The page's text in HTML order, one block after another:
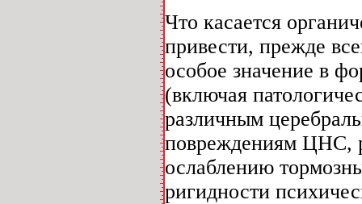
Что касается
привести, прежде
особое значение в
(включая
различным
повреждениям ЦНС,
ослаблению
ригидности